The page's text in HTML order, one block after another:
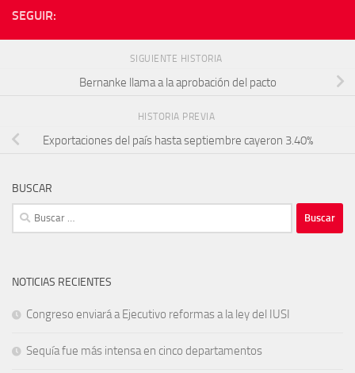
SEGUIR:
SIGUIENTE HISTORIA
Bernanke llama a la aprobación del pacto
HISTORIA PREVIA
Exportaciones del país hasta septiembre cayeron 3.40%
BUSCAR
Buscar:
NOTICIAS RECIENTES
Congreso enviará a Ejecutivo reformas a la ley del IUSI
Sequía fue más intensa en cinco departamentos